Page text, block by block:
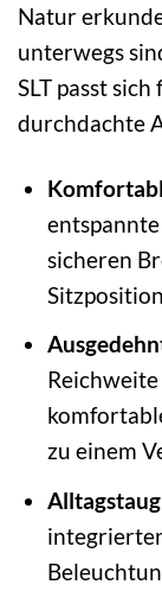
Natur
unterwegs
SLT passt
durchdachte
sicheren
Sitzposition.
zu einem